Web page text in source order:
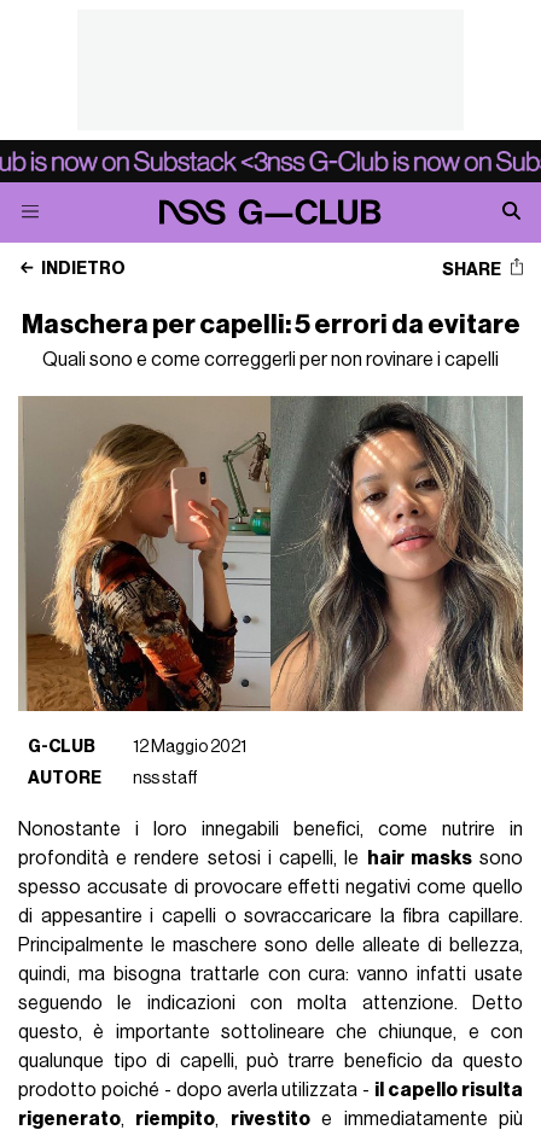
INDIETRO SHARE
Maschera per capelli: 5 errori da evitare
Quali sono e come correggerli per non rovinare i capelli
G-CLUB
12 Maggio 2021
AUTORE
nss staff
Nonostante i loro innegabili benefici, come nutrire in
profondità e rendere setosi i capelli, le
hair maskssono
spesso accusate di provocare effetti negativi come quello
di appesantire i capelli o sovraccaricare la fibra capillare.
Principalmente le maschere sono delle alleate di bellezza,
quindi, ma bisogna trattarle con cura: vanno infatti usate
seguendo le indicazioni con molta attenzione. Detto
questo, è importante sottolineare che chiunque, e con
qualunque tipo di capelli, può trarre beneficio da questo
prodotto poiché - dopo averla utilizzata - il capello risulta
rigenerato, riempito, rivestitoe immediatamente più